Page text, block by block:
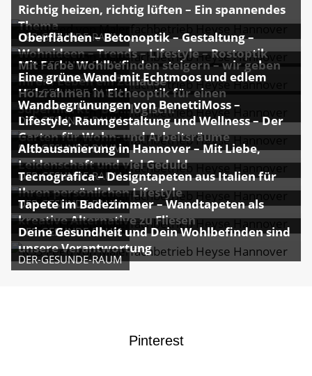
Richtig heizen, richtig lüften – Ein spannendes
Thema
DER-GESUNDE-RAUM
Oberflächen – Betonoptik – Gestaltung –
Wohnideen – Trends – Lifestyle – Rostoptik
DER-GESUNDE-RAUM
Mit Farbe Wohlbefinden steigern – wir geben
Ihrem Leben ein Zuhause
DER-GESUNDE-RAUM
Eine grüne Wand mit Echtmoos und edlem
Holzrahmen in Eicheoptik für einen
Supermarkt – Bio…logisch!
DER-GESUNDE-RAUM
Wandbegrünungen von BenettiMoss –
Lifestyle, Raumgestaltung und Wellness – Der
Garten für Wohn- und Arbeitsräume
DER-GESUNDE-RAUM
Altbausanierung in Hannover – Mit Liebe,
Leidenschaft und viel Geduld
DER-GESUNDE-RAUM
Tecnografica – Designtapeten aus Italien für
Ihren persönlichen Lifestyle
DER-GESUNDE-RAUM
Tapete im Badezimmer – Wandtapeten als
kreative Alternative zu Fliesen
DER-GESUNDE-RAUM
Deine Gesundheit und Dein Wohlbefinden sind
unsere Verantwortung
DER-GESUNDE-RAUM
Pinterest